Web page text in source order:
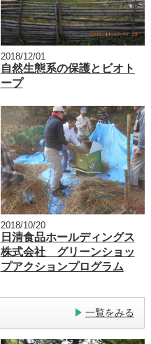
2018/12/01
自然生態系の保護とビオト
ープ
2018/10/20
日清食品ホールディングス
株式会社 グリーンショッ
プアクションプログラム
一覧をみる